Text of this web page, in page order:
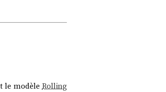
le modèle Rolling